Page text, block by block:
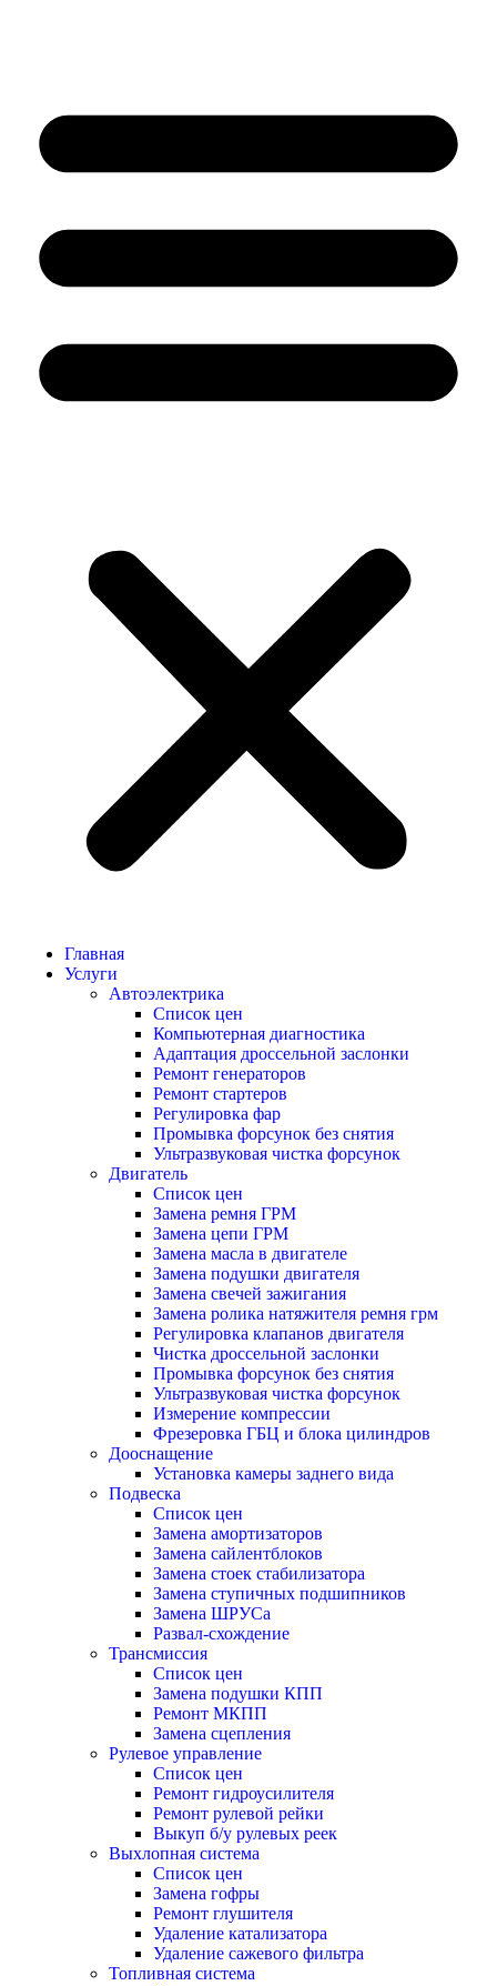
Главная
Услуги
Автоэлектрика
Список цен
Компьютерная диагностика
Адаптация дроссельной заслонки
Ремонт генераторов
Ремонт стартеров
Регулировка фар
Промывка форсунок без снятия
Ультразвуковая чистка форсунок
Двигатель
Список цен
Замена ремня ГРМ
Замена цепи ГРМ
Замена масла в двигателе
Замена подушки двигателя
Замена свечей зажигания
Замена ролика натяжителя ремня грм
Регулировка клапанов двигателя
Чистка дроссельной заслонки
Промывка форсунок без снятия
Ультразвуковая чистка форсунок
Измерение компрессии
Фрезеровка ГБЦ и блока цилиндров
Дооснащение
Установка камеры заднего вида
Подвеска
Список цен
Замена амортизаторов
Замена сайлентблоков
Замена стоек стабилизатора
Замена ступичных подшипников
Замена ШРУСа
Развал-схождение
Трансмиссия
Список цен
Замена подушки КПП
Ремонт МКПП
Замена сцепления
Рулевое управление
Список цен
Ремонт гидроусилителя
Ремонт рулевой рейки
Выкуп б/у рулевых реек
Выхлопная система
Список цен
Замена гофры
Ремонт глушителя
Удаление катализатора
Удаление сажевого фильтра
Топливная система